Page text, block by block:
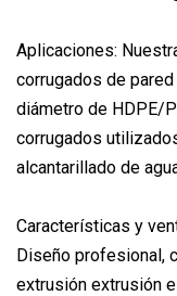
Aplicaciones:
corrugados de
diámetro de HDPE/
corrugados
alcantarillado de
Características y
Diseño profesional,
extrusión extrusión